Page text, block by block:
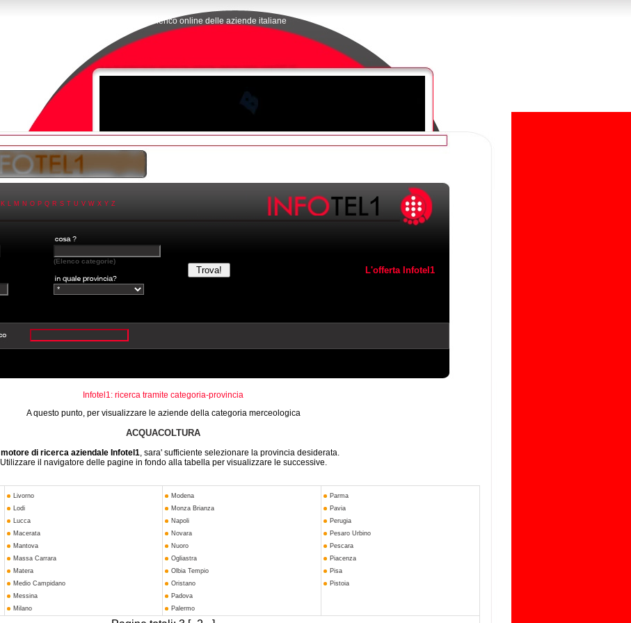
K L M N O P Q R S T U V W X Y Z
(Elenco categorie)
L'offerta Infotel1
L'elenco online delle aziende italiane
Infotel1: ricerca tramite categoria-provincia
A questo punto, per visualizzare le aziende della categoria merceologica
ACQUACOLTURA
motore di ricerca aziendale Infotel1, sara' sufficiente selezionare la provincia desiderata.
Utilizzare il navigatore delle pagine in fondo alla tabella per visualizzare le successive.
Livorno
Lodi
Lucca
Macerata
Mantova
Massa Carrara
Matera
Medio Campidano
Messina
Milano
Modena
Monza Brianza
Napoli
Novara
Nuoro
Ogliastra
Olbia Tempio
Oristano
Padova
Palermo
Parma
Pavia
Perugia
Pesaro Urbino
Pescara
Piacenza
Pisa
Pistoia